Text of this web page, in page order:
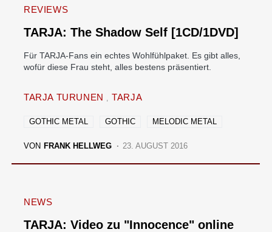
REVIEWS
TARJA: The Shadow Self [1CD/1DVD]
Für TARJA-Fans ein echtes Wohlfühlpaket. Es gibt alles,
wofür diese Frau steht, alles bestens präsentiert.
TARJA TURUNEN TARJA
GOTHIC METAL GOTHIC MELODIC METAL
VON FRANK HELLWEG 23. AUGUST 2016
NEWS
TARJA: Video zu "Innocence" online